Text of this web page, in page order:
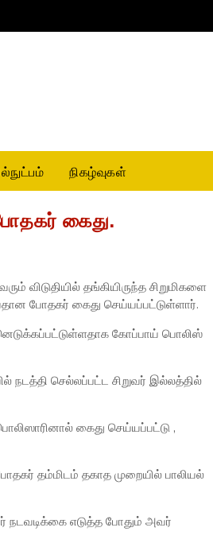
நிகழ்வுகள்
கைது.
விடுதியில் தங்கியிருந்த சிறுமிகளை
போதகர் கைது செய்யப்பட்டுள்ளார்.
கோப்பாய் பொலிஸ்
நடத்தி செல்லப்பட்ட சிறுவர் இல்லத்தில்
கைது செய்யப்பட்டு ,
தம்மிடம் தகாத முறையில் பாலியல்
எடுத்த போதும் அவர்